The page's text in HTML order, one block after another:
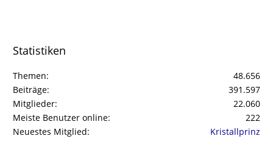
Statistiken
Themen
48.656
Beiträge
391.597
Mitglieder
22.060
Meiste Benutzer online
222
Neuestes Mitglied
Kristallprinz